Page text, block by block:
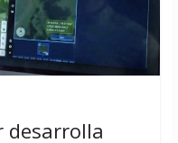
desarrolla